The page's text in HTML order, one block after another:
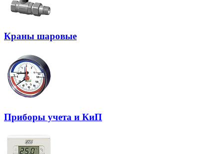
Краны шаровые
Приборы учета и КиП